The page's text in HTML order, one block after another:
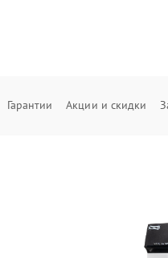
Гарантии Акции и скидки